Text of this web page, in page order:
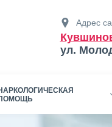
Адрес
ул.